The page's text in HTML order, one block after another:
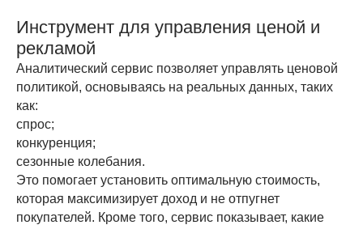
Инструмент для управления ценой и
рекламой
Аналитический сервис позволяет управлять ценовой
политикой, основываясь на реальных данных, таких
как:
спрос;
конкуренция;
сезонные колебания.
Это помогает установить оптимальную стоимость,
которая максимизирует доход и не отпугнет
покупателей. Кроме того, сервис показывает, какие